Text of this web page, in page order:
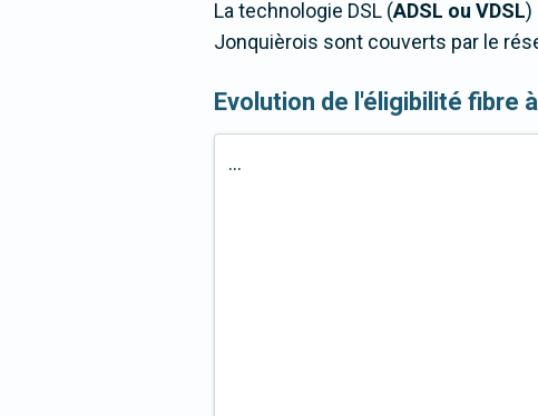
La technologie DSL (ADSL ou VDSL)
Jonquièrois sont couverts par le
Evolution de l'éligibilité fibre
...